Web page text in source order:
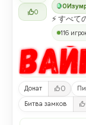
0
0
⚡ すべ
116
Донат 0
Битва замков